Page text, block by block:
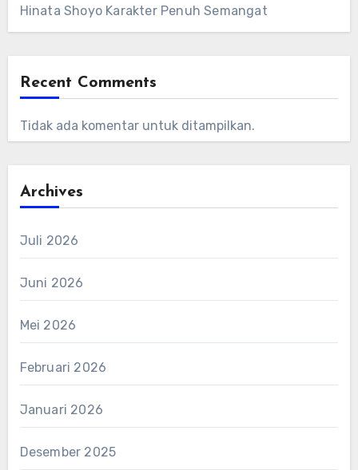
Hinata Shoyo Karakter Penuh Semangat
Recent Comments
Tidak ada komentar untuk ditampilkan.
Archives
Juli 2026
Juni 2026
Mei 2026
Februari 2026
Januari 2026
Desember 2025